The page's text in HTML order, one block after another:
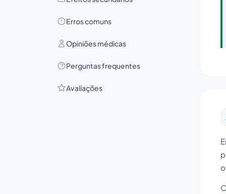
Erros comuns
Opiniões médicas
Perguntas frequentes
Avaliações